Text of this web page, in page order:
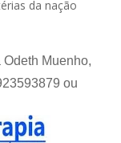
da nação
Muenho,
ou